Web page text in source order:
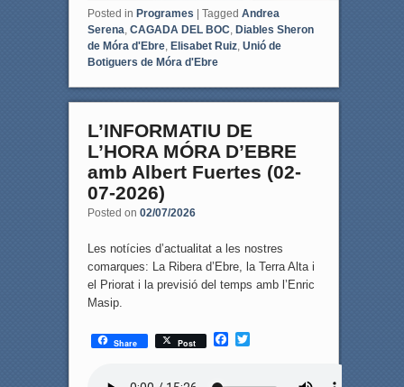
Posted in Programes Tagged Andrea
Serena, CAGADA DEL BOC, Diables Sheron
de Móra d'Ebre, Elisabet Ruiz, Unió de
Botiguers de Móra d'Ebre
L’INFORMATIU DE
L’HORA MÓRA D’EBRE
amb Albert Fuertes (02-
07-2026)
Posted on 02/07/2026
Les notícies d’actualitat a les nostres
comarques: La Ribera d’Ebre, la Terra Alta i
el Priorat i la previsió del temps amb l’Enric
Masip.
Share Post
F
T